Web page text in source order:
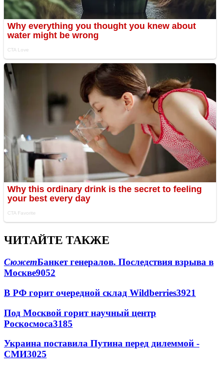
ЧИТАЙТЕ ТАКЖЕ
СюжетБанкет генералов. Последствия взрыва в
Москве9052
В РФ горит очередной склад Wildberries3921
Под Москвой горит научный центр
Роскосмоса3185
Украина поставила Путина перед дилеммой -
СМИ3025